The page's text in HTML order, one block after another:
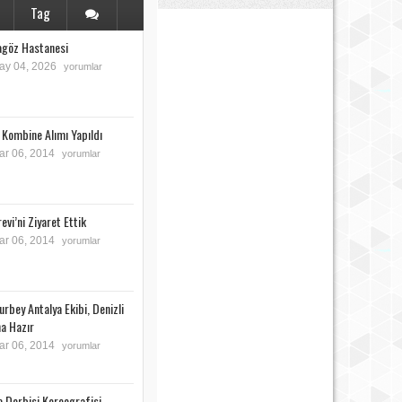
Tag
Hastanesi
04, 2026
yorumlar
Alımı Yapıldı
06, 2014
yorumlar
Ziyaret Ettik
06, 2014
yorumlar
Antalya Ekibi, Denizli
Hazır
06, 2014
yorumlar